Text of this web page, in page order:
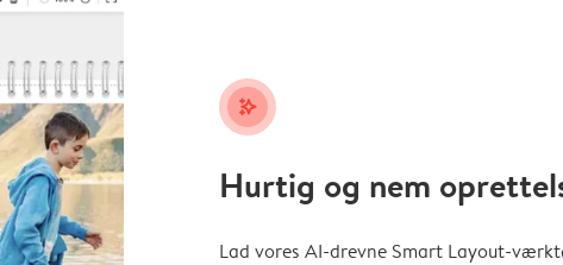
stars_plus
Hurtig og nem
Lad vores AI-drevne Smart Layout-